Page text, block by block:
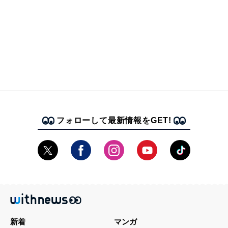
フォローして最新情報をGET!
新着 マンガ